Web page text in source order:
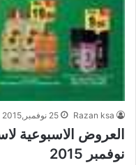
Razan ksa 25 نوفمبر,2015
نوفمبر 2015